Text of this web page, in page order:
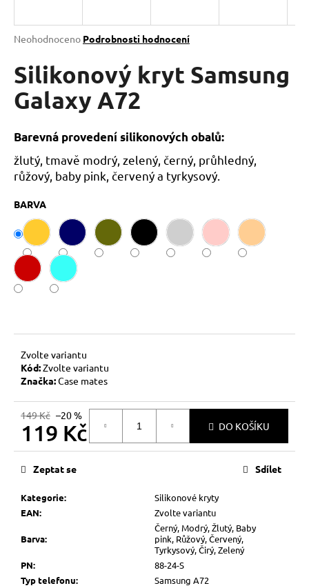
Průměrné
produktu
je
0,0
z
hvězdiček.
Neohodnoceno Podrobnosti hodnocení
Silikonový kryt Samsung
Galaxy A72
Barevná provedení silikonových obalů:
žlutý, tmavě modrý, zelený, černý, průhledný,
růžový, baby pink, červený a tyrkysový.
BARVA
Zvolte variantu
Kód:Zvolte variantu
Značka:Case mates
149 Kč –20 %
119 Kč
Měrná
DO KOŠÍKU
Kategorie:
Silikonové kryty
EAN: Zvolte variantu
Barva:
Černý, Modrý, Žlutý, Baby
pink, Růžový, Červený,
Tyrkysový, Čirý, Zelený
PN:
88-24-S
Typ telefonu:
Samsung A72
Zeptat se Sdílet
j
t
?
HLEDAT
o
p
o
r
u
e
m
e